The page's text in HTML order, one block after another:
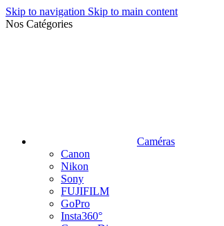
Skip to navigation Skip to main content
Nos Catégories
Caméras
Canon
Nikon
Sony
FUJIFILM
GoPro
Insta360°